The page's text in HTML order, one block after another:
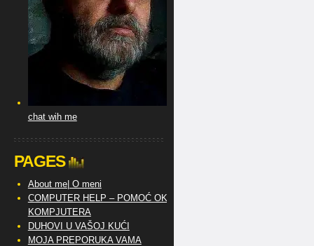
chat wih me
PAGES
About me| O meni
COMPUTER HELP – POMOĆ OKO
KOMPJUTERA
DUHOVI U VAŠOJ KUĆI
MOJA PREPORUKA VAMA